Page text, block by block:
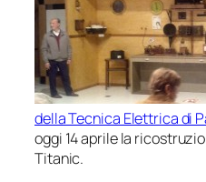
della Tecnica Elettrica di
oggi 14 aprile la
Titanic.